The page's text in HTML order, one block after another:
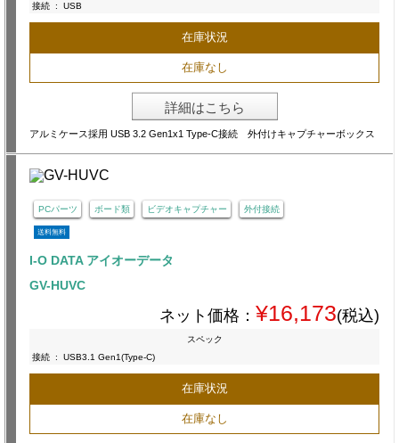
接続 : USB
在庫状況
在庫なし
詳細はこちら
アルミケース採用 USB 3.2 Gen1x1 Type-C接続 外付けキャプチャーボックス
PCパーツ ボード類 ビデオキャプチャー 外付接続
送料無料
I-O DATA アイオーデータ
GV-HUVC
ネット価格： ¥16,173(税込)
スペック
接続 : USB3.1 Gen1(Type-C)
在庫状況
在庫なし